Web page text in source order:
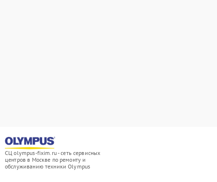
СЦ olympus-fixim.ru - сеть сервисных
центров в Москве по ремонту и
обслуживанию техники Olympus